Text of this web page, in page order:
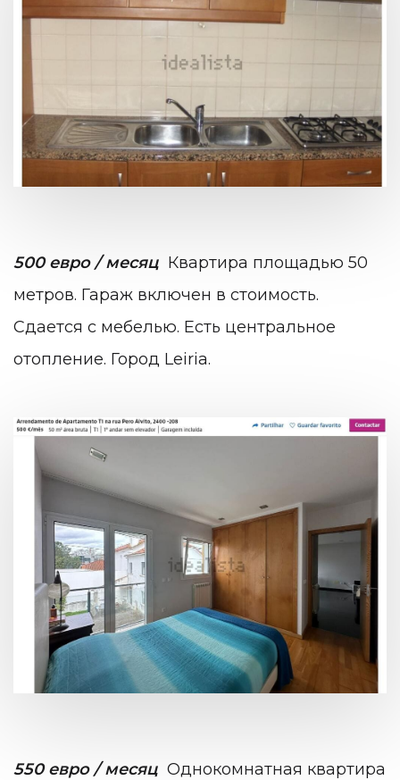
500 евро / месяц Квартира площадью 50
метров. Гараж включен в стоимость.
Сдается с мебелью. Есть центральное
отопление. Город Leiria.
550 евро / месяц Однокомнатная квартира